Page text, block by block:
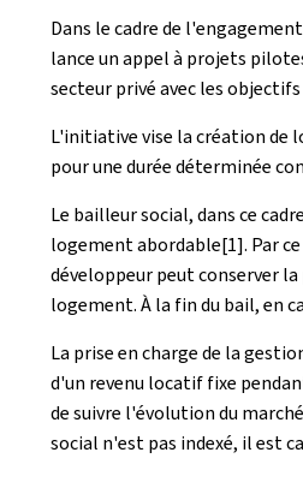
Dans le cadre de
lance un appel à projets
secteur privé avec les
L'initiative vise la création de
pour une durée déterminée
Le bailleur social, dans ce
logement abordable[1]. Par
développeur peut conserver
logement. À la fin du bail, en
La prise en charge de la
d'un revenu locatif fixe
de suivre l'évolution du
social n'est pas indexé, il est